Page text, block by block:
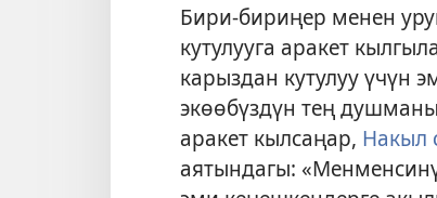
Бири-бириңер менен
кутулууга аракет
карыздан кутулуу үчүн
экөөбүздүн тең
аракет кылсаңар, Накыл
аятындагы: